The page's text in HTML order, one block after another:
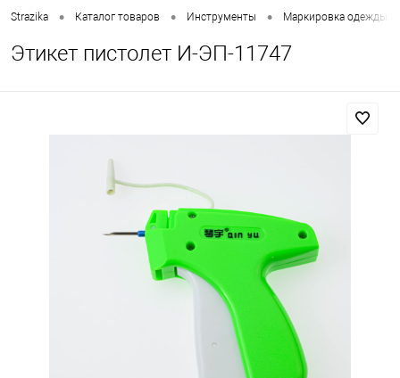
Strazika • Каталог товаров • Инструменты • Маркировка одежды
Этикет пистолет И-ЭП-11747